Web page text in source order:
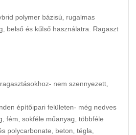
polymer bázisú, rugalmas
belső és kűlső használatra. Ragaszt
nem szennyezett,
építőipari felületen- még nedves
fém, sokféle műanyag, többféle
polycarbonate, beton, tégla,